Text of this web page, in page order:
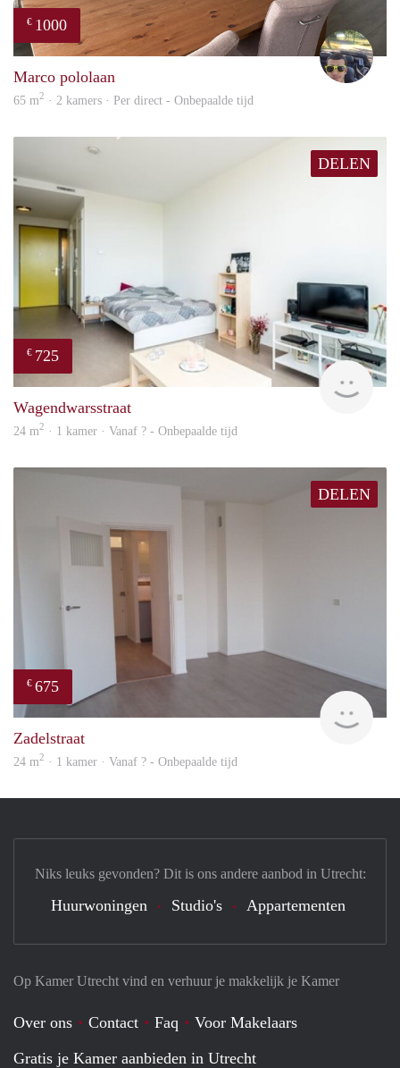
€ 1000
Marco pololaan
65 m2 · 2 kamers · Per direct - Onbepaalde tijd
DELEN
€ 725
Wagendwarsstraat
24 m2 · 1 kamer · Vanaf ? - Onbepaalde tijd
DELEN
€ 675
Zadelstraat
24 m2 · 1 kamer · Vanaf ? - Onbepaalde tijd
Op Kamer Utrecht vind en verhuur je makkelijk je Kamer
Over ons Contact Faq
Voor Makelaars
Gratis je Kamer aanbieden in Utrecht
Niks leuks gevonden? Dit is ons andere aanbod in Utrecht:
Huurwoningen Studio's Appartementen